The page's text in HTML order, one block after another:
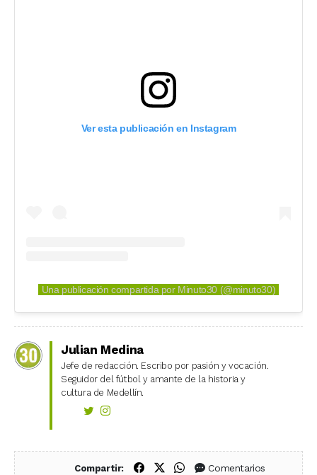
Ver esta publicación en Instagram
Una publicación compartida por Minuto30 (@minuto30)
Julian Medina
Jefe de redacción. Escribo por pasión y vocación.
Seguidor del fútbol y amante de la historia y
cultura de Medellín.
Compartir: Compartir en Facebook
Compartir en X (Twitter)
Compartir en WhatsApp
Comentarios